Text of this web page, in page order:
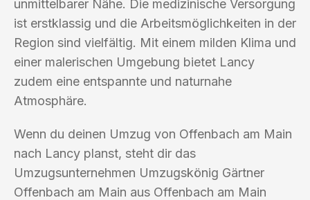
unmittelbarer Nähe. Die medizinische Versorgung
ist erstklassig und die Arbeitsmöglichkeiten in der
Region sind vielfältig. Mit einem milden Klima und
einer malerischen Umgebung bietet Lancy
zudem eine entspannte und naturnahe
Atmosphäre.
Wenn du deinen Umzug von Offenbach am Main
nach Lancy planst, steht dir das
Umzugsunternehmen Umzugskönig Gärtner
Offenbach am Main aus Offenbach am Main